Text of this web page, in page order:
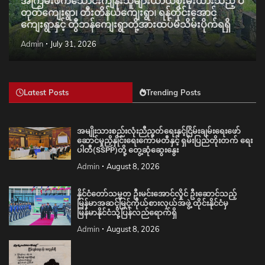
တုတ်ကျေးရွာ၊ တီးတိန်ယံကျေးရွာ၊ ရန်တိုင်းအောင်
ကျေးရွာနှင့် တွီဘန်ကျေးရွာတို့အားထပ်မံသိမ်းပိုက်ရရှိ
Admin July 31, 2026
Latest Posts Trending Posts
အမျိုးသားစည်းလုံးညီညွတ်ရေးနှင့်ငြိမ်းချမ်းရေးဖော်
ဆောင်မှုညှိနှိုင်းရေးကော်မတီနှင့် ရှမ်းပြည်တိုးတက် ရေး
ပါတီ(SSPP)တို့ တွေ့ဆုံဆွေးနွေး
Admin August 8, 2026
နိုင်ငံတော်သမ္မတ ဦးမင်းအောင်လှိုင် ဦးဆောင်သည့်
မြန်မာအဆင့်မြင့်ကိုယ်စားလှယ်အဖွဲ့ ထိုင်းနိုင်ငံမှ
မြန်မာနိုင်ငံသို့ပြန်လည်ရောက်ရှိ
Admin August 8, 2026